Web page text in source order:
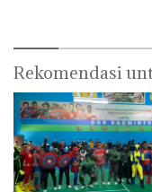
Rekomendasi